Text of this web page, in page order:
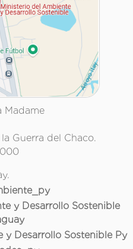
Madame
Guerra del Chaco.
y Desarrollo Sostenible
y Desarrollo Sostenible Py